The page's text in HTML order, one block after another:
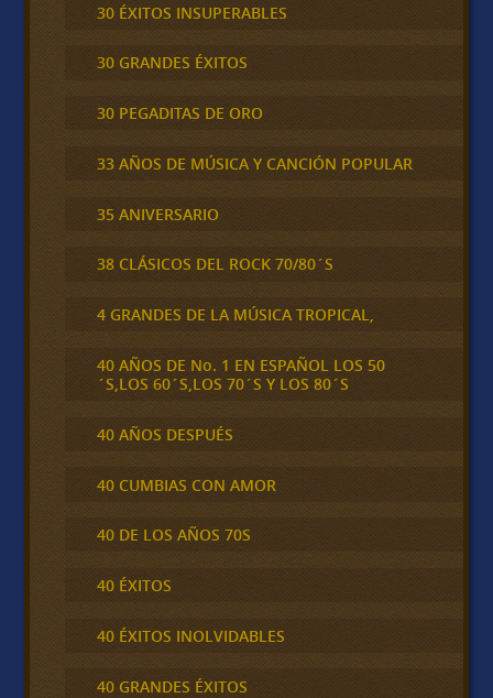
30 ÉXITOS INSUPERABLES
30 GRANDES ÉXITOS
30 PEGADITAS DE ORO
33 AÑOS DE MÚSICA Y CANCIÓN POPULAR
35 ANIVERSARIO
38 CLÁSICOS DEL ROCK 70/80´S
4 GRANDES DE LA MÚSICA TROPICAL,
40 AÑOS DE No. 1 EN ESPAÑOL LOS 50
´S,LOS 60´S,LOS 70´S Y LOS 80´S
40 AÑOS DESPUÉS
40 CUMBIAS CON AMOR
40 DE LOS AÑOS 70S
40 ÉXITOS
40 ÉXITOS INOLVIDABLES
40 GRANDES ÉXITOS